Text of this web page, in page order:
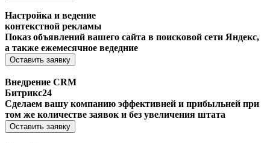
Настройка и ведение
контекстной рекламы
Показ объявлений вашего сайта в поисковой сети Яндекс,
а также ежемесячное ведедние
Оставить заявку
Внедрение CRM
Битрикс24
Сделаем вашу компанию эффективней и прибыльней при
том же количестве заявок и без увеличения штата
Оставить заявку